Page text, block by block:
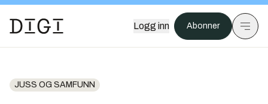
Logg inn Abonner
JUSS OG SAMFUNN